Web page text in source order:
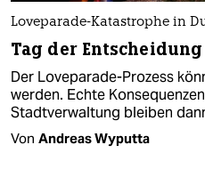
Loveparade-Katastrophe in
Tag der Entscheidung
Der Loveparade-Prozess
werden. Echte
Stadtverwaltung bleiben
Von Andreas Wyputta